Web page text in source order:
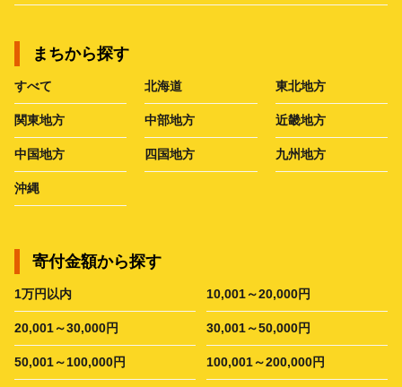
まちから探す
すべて 北海道 東北地方
関東地方 中部地方 近畿地方
中国地方 四国地方 九州地方
沖縄
寄付金額から探す
1万円以内 10,001～20,000円
20,001～30,000円 30,001～50,000円
50,001～100,000円 100,001～200,000円